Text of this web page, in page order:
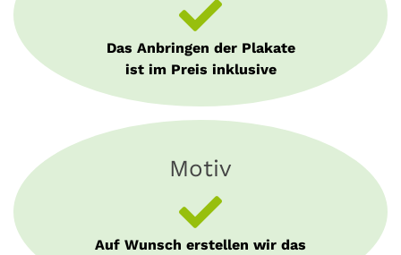
Das Anbringen der Plakate
ist im Preis inklusive
Motiv
Auf Wunsch erstellen wir das